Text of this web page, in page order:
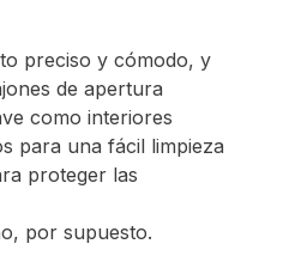
preciso y cómodo, y
de apertura
como interiores
para una fácil limpieza
proteger las
por supuesto.